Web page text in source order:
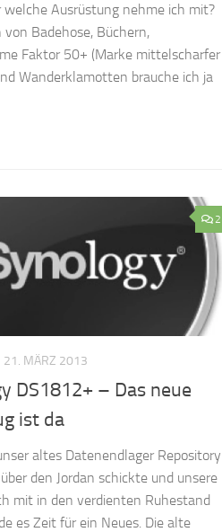
welche Ausrüstung nehme ich mit?
von Badehose, Büchern,
Faktor 50+ (Marke mittelscharfer
Wanderklamotten brauche ich ja
2
21. MÄRZ 2013
DS1812+ – Das neue
ist da
altes Datenendlager Repository
den Jordan schickte und unsere
mit in den verdienten Ruhestand
es Zeit für ein Neues. Die alte